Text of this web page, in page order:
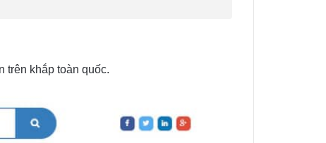
trên khắp toàn quốc.